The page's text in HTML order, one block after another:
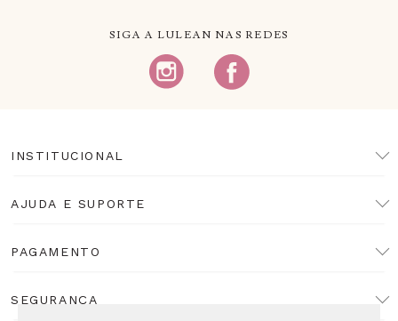
SIGA A LULEAN NAS REDES
INSTITUCIONAL
AJUDA E SUPORTE
PAGAMENTO
SEGURANÇA